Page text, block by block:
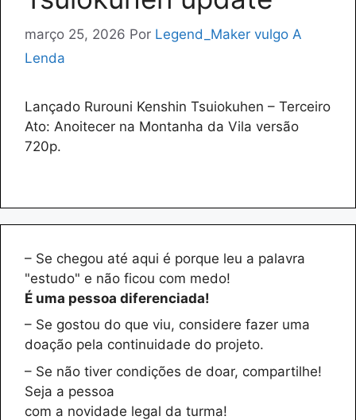
março 25, 2026 Por Legend_Maker vulgo A
Lenda
Lançado Rurouni Kenshin Tsuiokuhen – Terceiro
Ato: Anoitecer na Montanha da Vila versão
720p.
– Se chegou até aqui é porque leu a palavra
"estudo" e não ficou com medo!
É uma pessoa diferenciada!
– Se gostou do que viu, considere fazer uma
doação pela continuidade do projeto.
– Se não tiver condições de doar, compartilhe!
Seja a pessoa
com a novidade legal da turma!